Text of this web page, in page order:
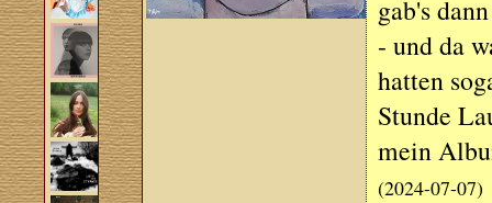
gab's
- und da
hatten
Stunde
mein
(2024-07-07)